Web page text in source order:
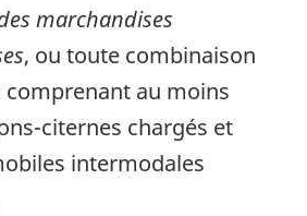
marchandises
, ou toute combinaison
comprenant au moins
citernes chargés et
intermodales